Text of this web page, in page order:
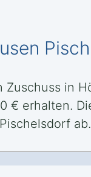
in
€ erhalten.
ab.